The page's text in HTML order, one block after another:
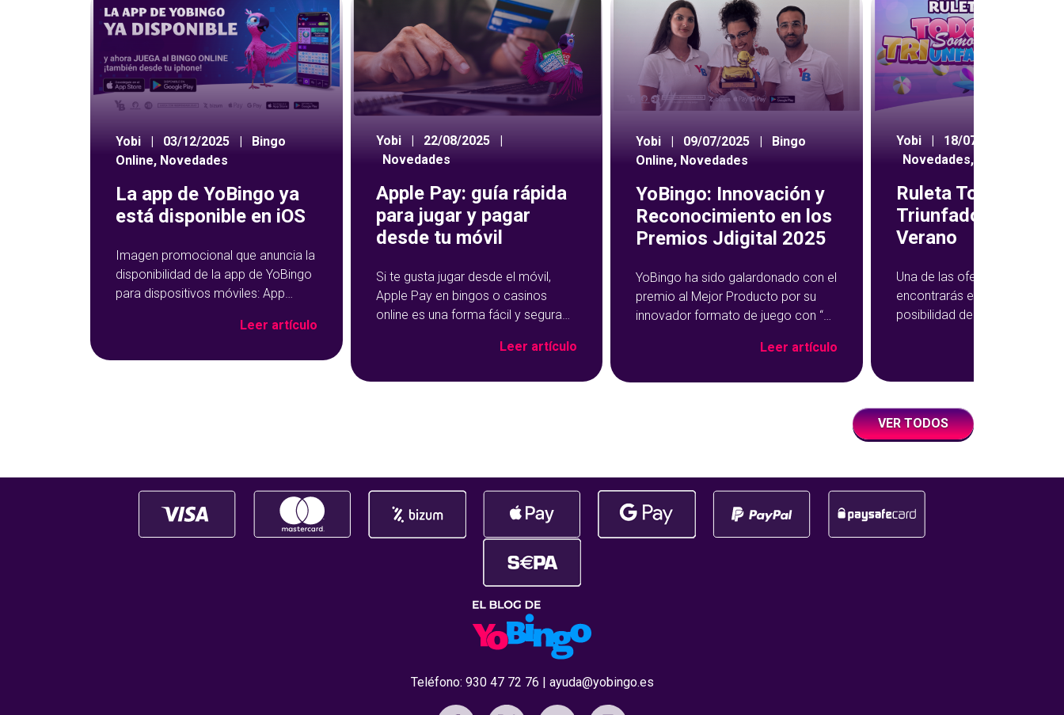
Yobi | 03/12/2025 |
Bingo
Online, Novedades
La app de YoBingo ya
está disponible en iOS
Imagen promocional que anuncia la
disponibilidad de la app de YoBingo
para dispositivos móviles: App
azul con detalles geométricos.
Leer artículo
Yobi 22/08/2025
Novedades
Apple Pay: guía rápida
para jugar y pagar
desde tu móvil
Si te gusta jugar desde el móvil,
Apple Pay en bingos o casinos
online es una forma fácil y segura
método de pago se ha vuelto muy
Leer artículo
Yobi | 09/07/2025 |
Bingo
Online, Novedades
YoBingo: Innovación y
Reconocimiento en los
Premios Jdigital 2025
YoBingo ha sido galardonado con el
premio al Mejor Producto por su
innovador formato de juego con “El
que ha transformado la experiencia
Leer artículo
Yobi 18/07/2024
Novedades,
Ruleta Todos
Triunfadores de
Verano
Una de las ofertas
encontrarás en YoBingo te da
posibilidad de multiplicar tus
con un giro a la semana con
premios en efectivo y
VER TODOS
Teléfono: 930 47 72 76 | ayuda@yobingo.es